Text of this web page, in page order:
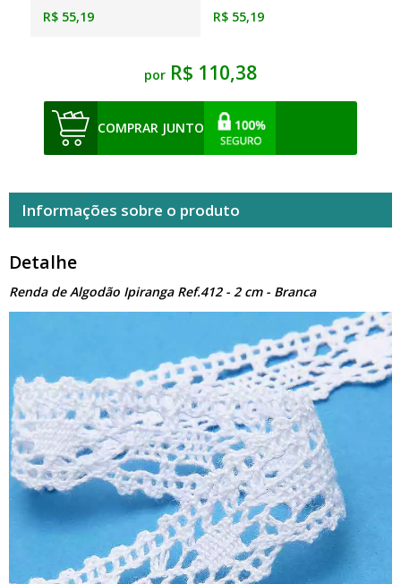
R$ 55,19 R$ 55,19
por R$ 110,38
COMPRAR JUNTO
Informações sobre o produto
Detalhe
Renda de Algodão Ipiranga Ref.412 - 2 cm - Branca